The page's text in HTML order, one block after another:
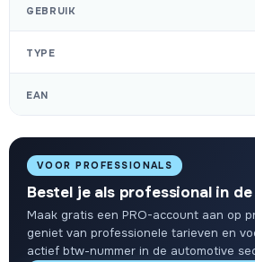
GEBRUIK
TYPE
EAN
VOOR PROFESSIONALS
Bestel je als professional in
Maak gratis een PRO-account aan op
geniet van professionele tarieven en
actief btw-nummer in de automotive